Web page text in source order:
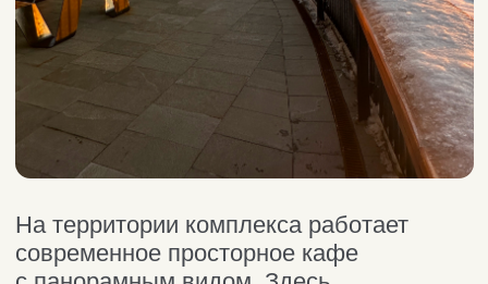
Необычный арт-проект реализован
прямо в лесу у южного склона горы
Айкуайвенчорр и подчеркивает
очарование северной природы
с помощью интересных художественно-
оформление парка переносит гостей
в мистический мир древних цивилизаций
и сказочных персонажей.